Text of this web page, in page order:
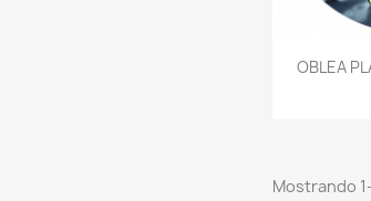

OBLEA
Mostrando